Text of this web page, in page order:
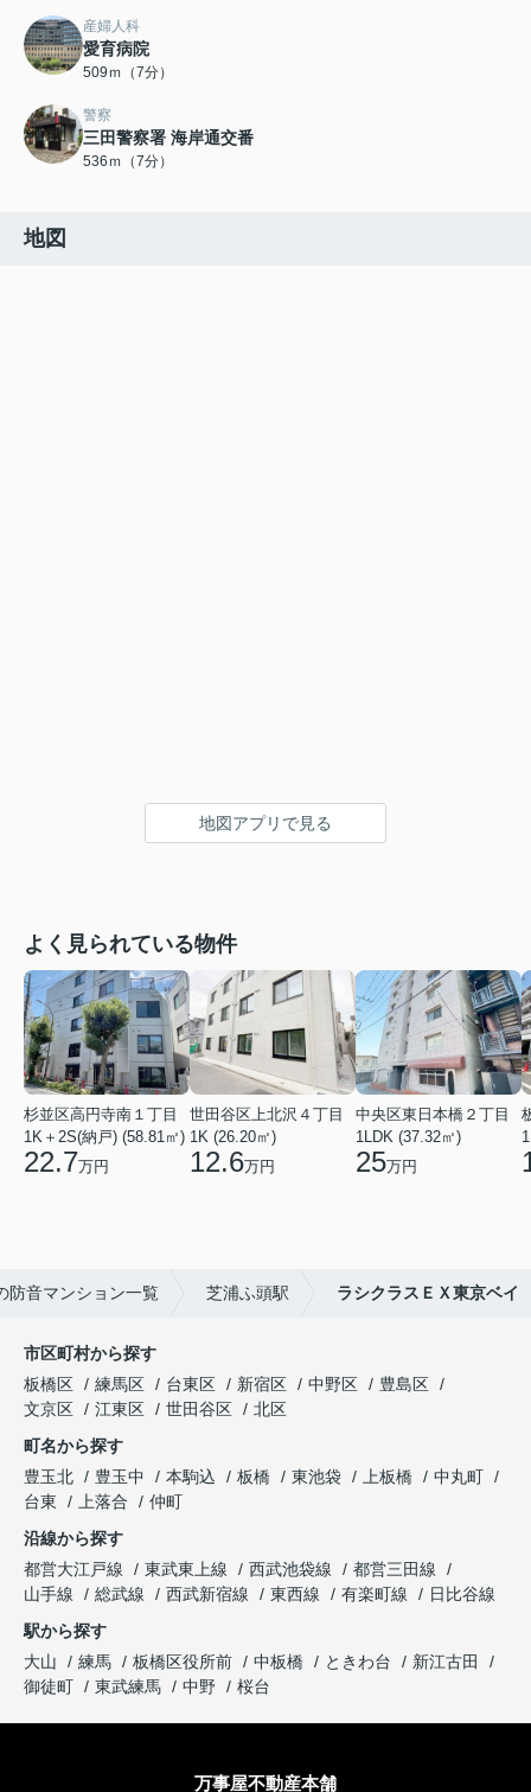
産婦人科
愛育病院
509ｍ（7分）
警察
三田警察署 海岸通交番
536ｍ（7分）
地図
地図アプリで見る
よく見られている物件
杉並区高円寺南１丁目
1K＋2S(納戸) (58.81㎡)
22.7万円
世田谷区上北沢４丁目
1K (26.20㎡)
12.6万円
中央区東日本橋２丁目
1LDK (37.32㎡)
25万円
防音マンション一覧 芝浦ふ頭駅 ラシクラスＥＸ東京ベイ
市区町村から探す
板橋区
練馬区 台東区 新宿区 中野区
豊島区
文京区
江東区 世田谷区
北区
町名から探す
豊玉北
豊玉中 本駒込 板橋 東池袋 上板橋
中丸町
台東
上落合
仲町
沿線から探す
都営大江戸線
東武東上線 西武池袋線
都営三田線
山手線
総武線 西武新宿線 東西線 有楽町線
日比谷線
駅から探す
大山
練馬 板橋区役所前 中板橋 ときわ台
新江古田
御徒町
東武練馬 中野 桜台
万事屋不動産本舗